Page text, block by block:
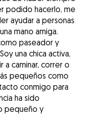
podido hacerlo, me
ayudar a personas
mano amiga.
paseador y
una chica activa,
caminar, correr o
pequeños como
conmigo para
ha sido
pequeño y